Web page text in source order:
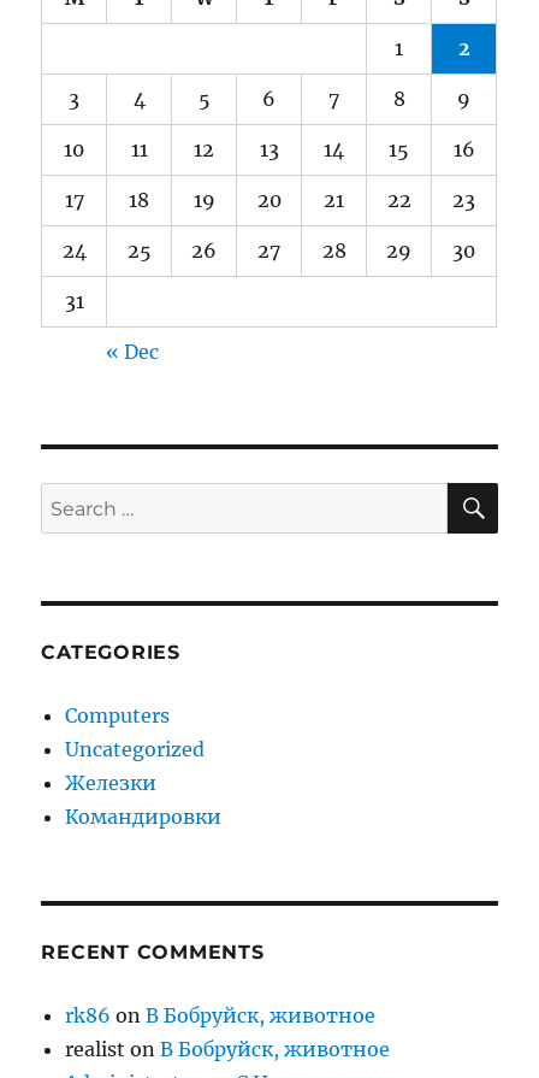
1 2
3 4 5 6 7 8 9
10 11 12 13 14 15 16
17 18 19 20 21 22 23
24 25 26 27 28 29 30
31
« Dec
Search
for:
CATEGORIES
Computers
Uncategorized
Железки
Командировки
RECENT COMMENTS
rk86 onВ Бобруйск, животное
realist onВ Бобруйск, животное